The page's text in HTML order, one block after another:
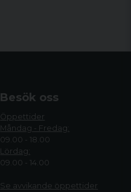
Besök oss
Öppettider
Måndag - Fredag:
09.00 - 18.00
Lördag:
09.00 - 14.00
Se avvikande öppettider